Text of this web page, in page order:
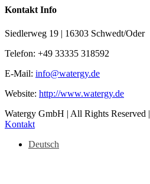
Kontakt Info
Siedlerweg 19 | 16303 Schwedt/Oder
Telefon: +49 33335 318592
E-Mail: info@watergy.de
Website: http://www.watergy.de
Watergy GmbH | All Rights Reserved |
Kontakt
Deutsch